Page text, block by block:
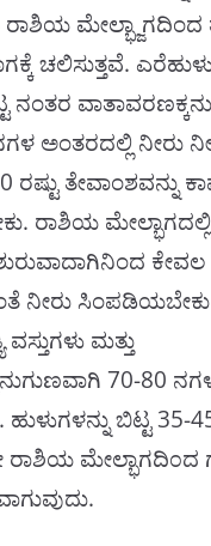
ಮೇಲ್ಭ್ಜಾಗದಿಂದ
ಚಲಿಸುತ್ತವೆ.
ನಂತರ
ಅಂತರದಲ್ಲಿ ನೀರು
ರಷ್ಟು ತೇವಾಂಶವನ್ನು
ರಾಶಿಯ
ನೀರು ಸಿಂಪಡಿಯಬೇಕು
ವಸ್ತುಗಳು ಮತ್ತು
70-80
ಬಿಟ್ಟ 35-
ಮೇಲ್ಭಾಗದಿ೦ದ